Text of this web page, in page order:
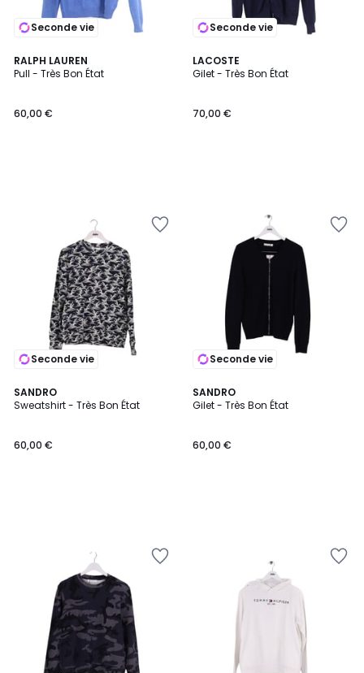
Seconde vie
RALPH LAUREN
Pull - Très Bon État
60,00 €
Seconde vie
LACOSTE
Gilet - Très Bon État
70,00 €
Seconde vie
SANDRO
Sweatshirt - Très Bon État
60,00 €
Seconde vie
SANDRO
Gilet - Très Bon État
60,00 €